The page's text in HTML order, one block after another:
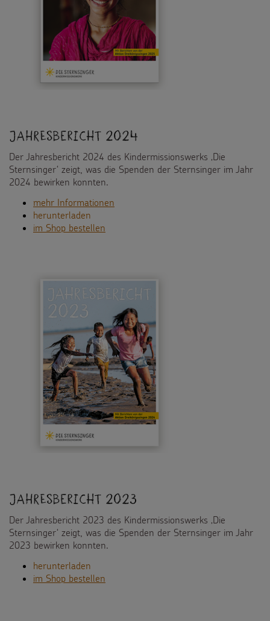
Kinderarbeit
Behinderung
Weltmissionstag der Kinder
Weihnachten Weltweit
Basteln & Aktionen
Spendenformular
Spendendose
Spendenmöglichkeiten
Unternehmensspenden
Spende als Geschenk
Anlassspenden
Zinsen den Kindern
Vereine und Initiativen
Testamentsspende
FAQ Spenden
Backen und Basteln
Sternsinger-Magazin
Videos
Über uns
Presse
Kontakt
SHOP
Suche
Suchbegriff
Jahresbericht 2024
Der Jahresbericht 2024 des Kindermissionswerks ‚Die
Sternsinger‘ zeigt, was die Spenden der Sternsinger im Jahr
2024 bewirken konnten.
mehr Informationen
herunterladen
im Shop bestellen
Jahresbericht 2023
Der Jahresbericht 2023 des Kindermissionswerks ‚Die
Sternsinger‘ zeigt, was die Spenden der Sternsinger im Jahr
2023 bewirken konnten.
herunterladen
im Shop bestellen